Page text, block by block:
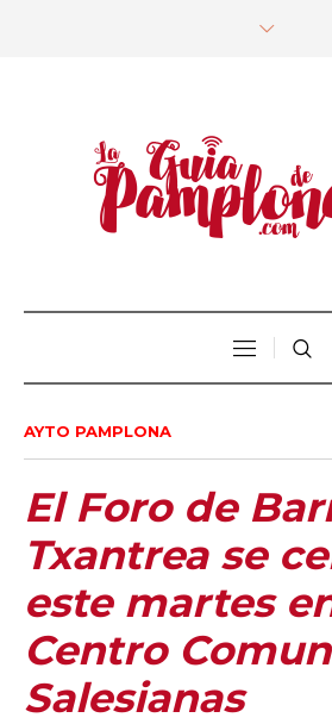
AYTO PAMPLONA
El Foro de
Txantrea se
este martes
Centro
Salesianas